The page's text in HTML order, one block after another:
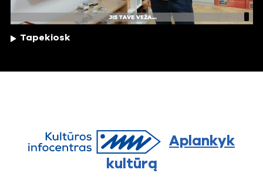
Tapekiosk
Aplankyk
kultūrą